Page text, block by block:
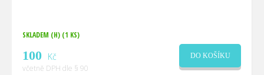
SKLADEM (H) (1 KS)
100 Kč
včetně DPH dle § 90
DO KOŠÍKU